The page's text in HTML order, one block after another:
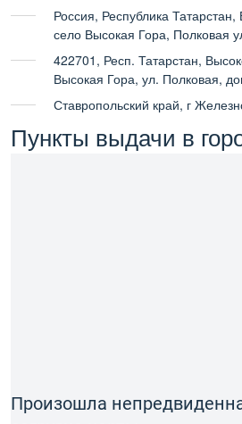
Россия, Республика
село Высокая Гора, Полковая
422701, Респ. Татарстан,
Высокая Гора, ул. Полковая,
Ставропольский край, г
Пункты выдачи в
Произошла